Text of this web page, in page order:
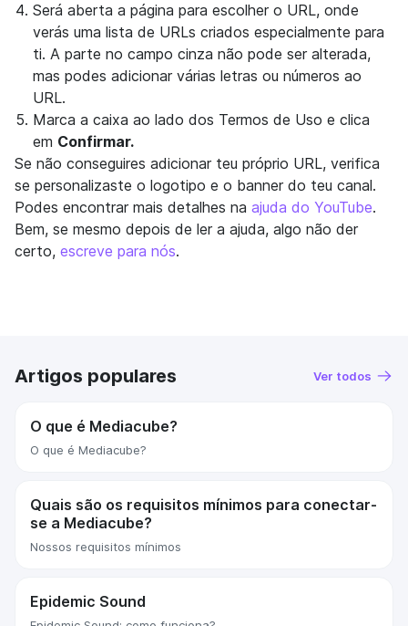
Será aberta a página para escolher o URL, onde
verás uma lista de URLs criados especialmente para
ti. A parte no campo cinza não pode ser alterada,
mas podes adicionar várias letras ou números ao
URL.
Marca a caixa ao lado dos Termos de Uso e clica
em Confirmar.
Se não conseguires adicionar teu próprio URL, verifica
se personalizaste o logotipo e o banner do teu canal.
Podes encontrar mais detalhes na ajuda do YouTube.
Bem, se mesmo depois de ler a ajuda, algo não der
certo, escreve para nós.
Artigos populares Ver todos
O que é Mediacube?
O que é Mediacube?
Quais são os requisitos mínimos para conectar-
se a Mediacube?
Nossos requisitos mínimos
Epidemic Sound